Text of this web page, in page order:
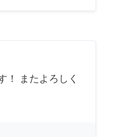
！ またよろしく